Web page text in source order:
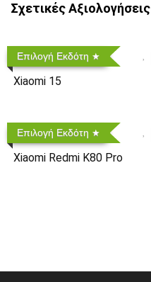
Σχετικές Αξιολογήσεις
Επιλογή Εκδότη
Xiaomi 15
Επιλογή Εκδότη
Xiaomi Redmi K80 Pro